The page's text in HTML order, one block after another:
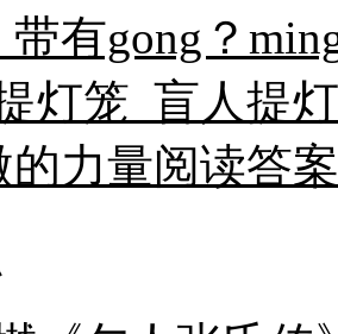
带有gong？
灯笼_盲人提
的力量阅读答